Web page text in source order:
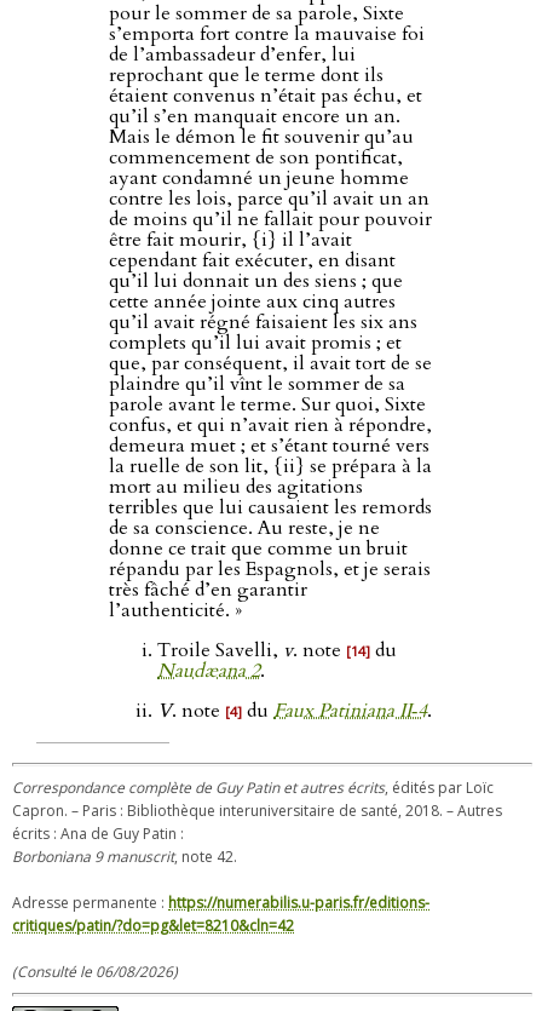
pour le sommer de sa parole, Sixte
s’emporta fort contre la mauvaise foi
de l’ambassadeur d’enfer, lui
reprochant que le terme dont ils
étaient convenus n’était pas échu, et
qu’il s’en manquait encore un an.
Mais le démon le fit souvenir qu’au
commencement de son pontificat,
ayant condamné un jeune homme
contre les lois, parce qu’il avait un an
de moins qu’il ne fallait pour pouvoir
être fait mourir, {i} il l’avait
cependant fait exécuter, en disant
qu’il lui donnait un des siens ; que
cette année jointe aux cinq autres
qu’il avait régné faisaient les six ans
complets qu’il lui avait promis ; et
que, par conséquent, il avait tort de se
plaindre qu’il vînt le sommer de sa
parole avant le terme. Sur quoi, Sixte
confus, et qui n’avait rien à répondre,
demeura muet ; et s’étant tourné vers
la ruelle de son lit, {ii} se prépara à la
mort au milieu des agitations
terribles que lui causaient les remords
de sa conscience. Au reste, je ne
donne ce trait que comme un bruit
répandu par les Espagnols, et je serais
très fâché d’en garantir
l’authenticité. »
Troile Savelli, v. note [14] du
Naudæana 2.
V. note [4] du Faux Patiniana II‑4.
Correspondance complète de Guy Patin et autres écrits, édités par Loïc
Capron. – Paris : Bibliothèque interuniversitaire de santé, 2018. – Autres
écrits : Ana de Guy Patin :
Borboniana 9 manuscrit, note 42.
Adresse permanente : https://numerabilis.u-paris.fr/editions-
critiques/patin/?do=pg&let=8210&cln=42
(Consulté le 06/08/2026)